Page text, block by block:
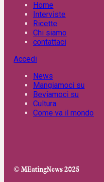
Home
Interviste
Ricette
Chi siamo
contattaci
Accedi
News
Mangiamoci su
Beviamoci su
Cultura
Come va il mondo
© MEatingNews 2025